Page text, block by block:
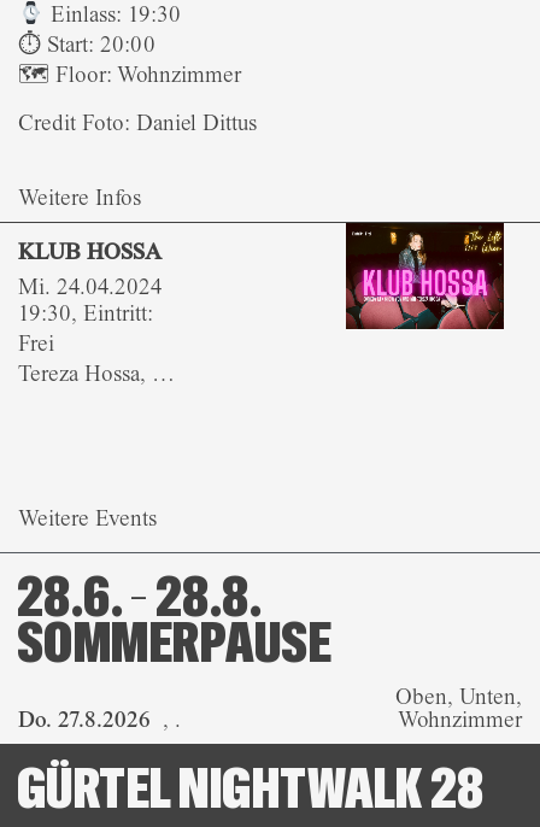
Einlass: 19:30
⏱ Start: 20:00
🗺 Floor: Wohnzimmer
Credit Foto: Daniel Dittus
Weitere Infos
KLUB HOSSA
Mi. 24.04.2024
19:30, Eintritt:
Frei
Tereza Hossa, …
Weitere Events
Do. 27.8.2026 , .
28.6. – 28.8.
SOMMERPAUSE
Oben, Unten,
Wohnzimmer
GÜRTEL NIGHTWALK 28